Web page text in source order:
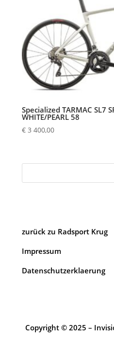
Specialized TARMAC SL7
WHITE/PEARL 58
€3 400,00
zurück zu Radsport Krug
Impressum
Datenschutzerklaerung
Copyright © 2025 –